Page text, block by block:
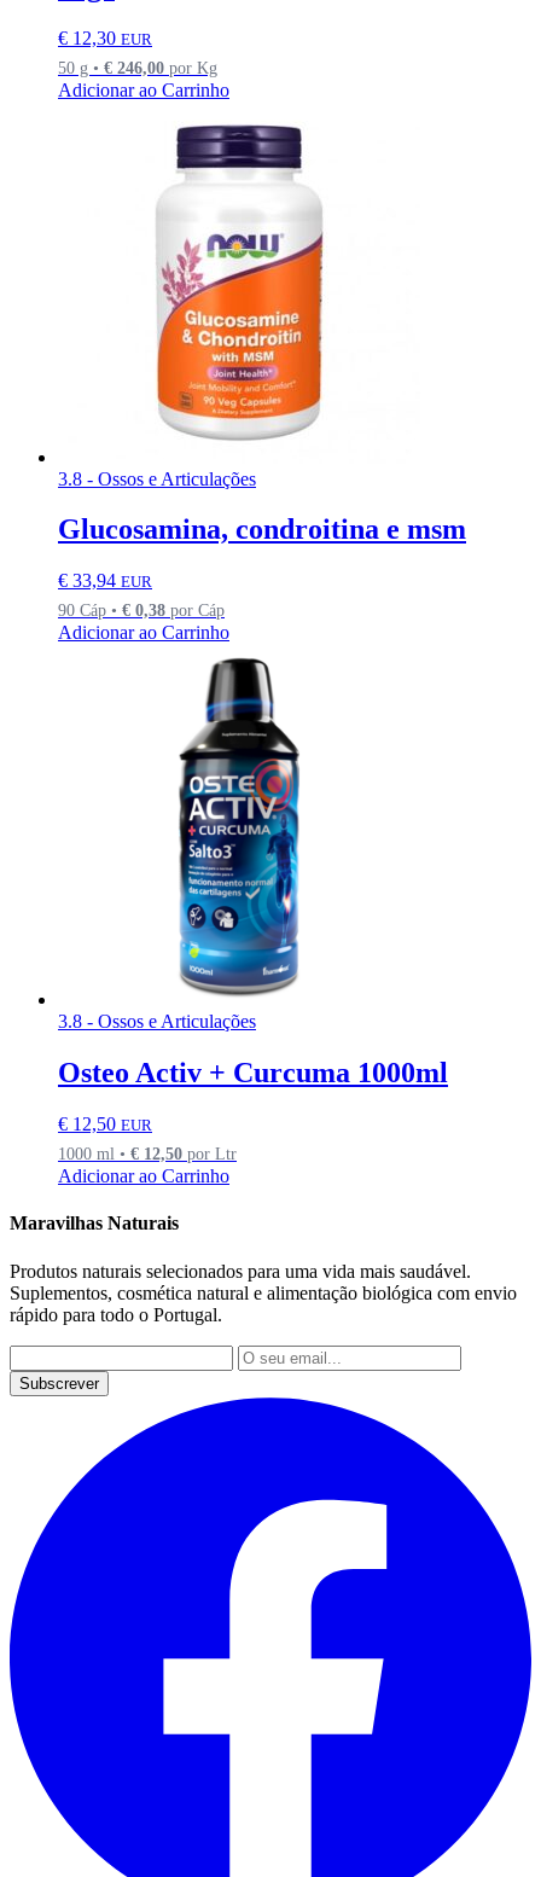
€ 12,30 EUR
50 g • € 246,00 por Kg
Adicionar ao Carrinho
3.8 - Ossos e Articulações
Glucosamina, condroitina e msm
€ 33,94 EUR
90 Cáp • € 0,38 por Cáp
Adicionar ao Carrinho
3.8 - Ossos e Articulações
Osteo Activ + Curcuma 1000ml
€ 12,50 EUR
1000 ml • € 12,50 por Ltr
Adicionar ao Carrinho
Maravilhas Naturais
Produtos naturais selecionados para uma vida mais saudável.
Suplementos, cosmética natural e alimentação biológica com envio
rápido para todo o Portugal.
Subscrever